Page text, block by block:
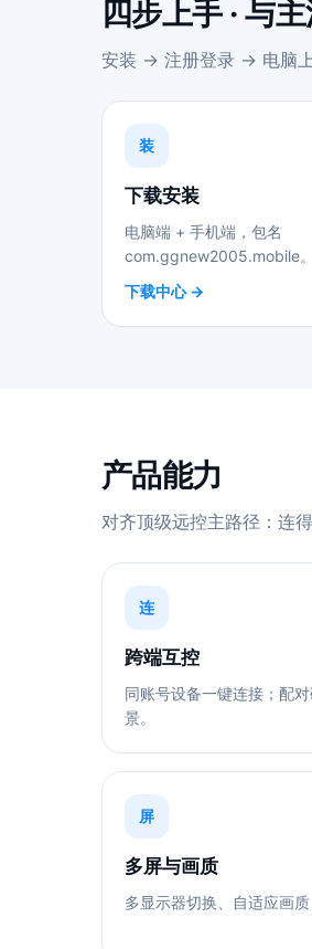
四步上手 · 与
安装 → 注册登录 → 电脑
装
下载安装
电脑端 + 手机端，包名
com.ggnew2005.mobile。
下载中心 →
产品能力
对齐顶级远控主路径：连
连
跨端互控
同账号设备一键连接；配
景。
屏
多屏与画质
多显示器切换、自适应画